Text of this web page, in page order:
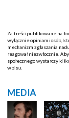
Za treści publikowane na
wyłącznie opiniami osób,
mechanizm zgłaszania
reagował niezwłocznie.
społecznego wystarczy
wpisu.
MEDIA